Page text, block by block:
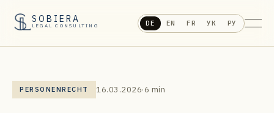
SOBIERA
LEGAL CONSULTING DE EN FR УК РУ
PERSONENRECHT 16.03.2026·6 min